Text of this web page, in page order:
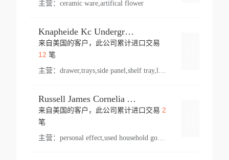
主营： ceramic ware,artifical flower
Knapheide Kc Underground
来自美国的客户，此公司累计进口交易
12 笔
主营：
Russell James Cornelia Arlington Va
来自美国的客户，此公司累计进口交易 2
笔
主营： personal effect,used household goods